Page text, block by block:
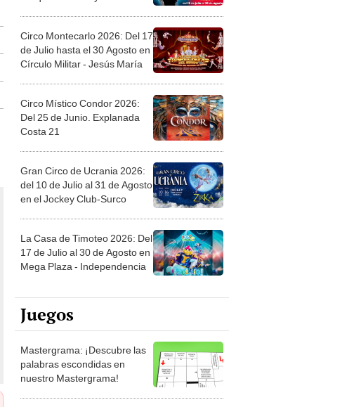
Circo Montecarlo 2026: Del 17
de Julio hasta el 30 Agosto en
Círculo Militar - Jesús María
Circo Místico Condor 2026:
Del 25 de Junio. Explanada
Costa 21
Gran Circo de Ucrania 2026:
del 10 de Julio al 31 de Agosto
en el Jockey Club-Surco
La Casa de Timoteo 2026: Del
17 de Julio al 30 de Agosto en
Mega Plaza - Independencia
Juegos
Mastergrama: ¡Descubre las
palabras escondidas en
nuestro Mastergrama!